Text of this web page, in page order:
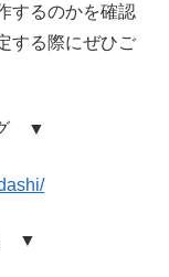
するのかを確認
する際にぜひご
グ ▼
▼